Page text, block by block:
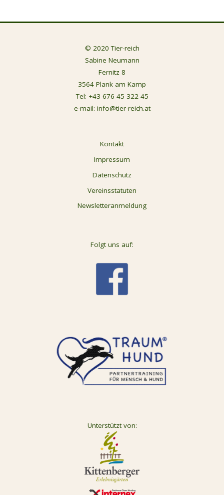
© 2020 Tier-reich
Sabine Neumann
Fernitz 8
3564 Plank am Kamp
Tel: +43 676 45 322 45
e-mail: info@tier-reich.at
Kontakt
Impressum
Datenschutz
Vereinsstatuten
Newsletteranmeldung
Folgt uns auf:
Unterstützt von: